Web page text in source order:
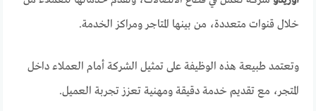
خلال قنوات متعددة، من بينها المتاجر ومراكز الخدمة.
وتعتمد طبيعة هذه الوظيفة على تمثيل الشركة أمام العملاء داخل
المتجر، مع تقديم خدمة دقيقة ومهنية تعزز تجربة العميل.